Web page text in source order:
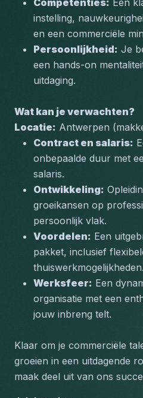
Competenties: Een
instelling,
en een commerciële
Persoonlijkheid: Je
een hands-on
uitdaging.
Wat kan je verwachten?
Locatie: Antwerpen
Contract en salaris:
onbepaalde duur met
salaris.
Ontwikkeling:
groeikansen op
persoonlijk vlak.
Voordelen: Een
pakket, inclusief
thuiswerkmogelijkheden.
Werksfeer: Een
organisatie met een
jouw inbreng telt.
Klaar om je commerciële
groeien in een uitdagende
maak deel uit van ons